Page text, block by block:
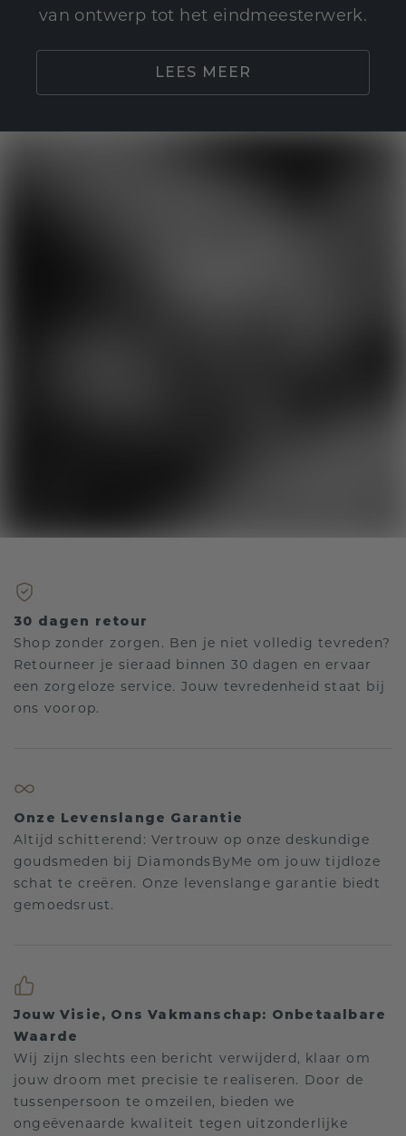
van ontwerp tot het eindmeesterwerk.
LEES MEER
30 dagen retour
Shop zonder zorgen. Ben je niet volledig tevreden?
Retourneer je sieraad binnen 30 dagen en ervaar
een zorgeloze service. Jouw tevredenheid staat bij
ons voorop.
Onze Levenslange Garantie
Altijd schitterend: Vertrouw op onze deskundige
goudsmeden bij DiamondsByMe om jouw tijdloze
schat te creëren. Onze levenslange garantie biedt
gemoedsrust.
Jouw Visie, Ons Vakmanschap: Onbetaalbare
Waarde
Wij zijn slechts een bericht verwijderd, klaar om
jouw droom met precisie te realiseren. Door de
tussenpersoon te omzeilen, bieden we
ongeëvenaarde kwaliteit tegen uitzonderlijke